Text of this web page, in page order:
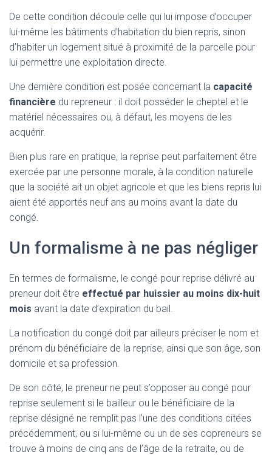
De cette condition découle celle qui lui impose d’occuper
lui-même les bâtiments d’habitation du bien repris, sinon
d’habiter un logement situé à proximité de la parcelle pour
lui permettre une exploitation directe.
Une dernière condition est posée concernant la capacité
financière du repreneur : il doit posséder le cheptel et le
matériel nécessaires ou, à défaut, les moyens de les
acquérir.
Bien plus rare en pratique, la reprise peut parfaitement être
exercée par une personne morale, à la condition naturelle
que la société ait un objet agricole et que les biens repris lui
aient été apportés neuf ans au moins avant la date du
congé.
Un formalisme à ne pas négliger
En termes de formalisme, le congé pour reprise délivré au
preneur doit être effectué par huissier au moins dix-huit
mois avant la date d’expiration du bail.
La notification du congé doit par ailleurs préciser le nom et
prénom du bénéficiaire de la reprise, ainsi que son âge, son
domicile et sa profession.
De son côté, le preneur ne peut s’opposer au congé pour
reprise seulement si le bailleur ou le bénéficiaire de la
reprise désigné ne remplit pas l’une des conditions citées
précédemment, ou si lui-même ou un de ses copreneurs se
trouve à moins de cinq ans de l’âge de la retraite, ou de